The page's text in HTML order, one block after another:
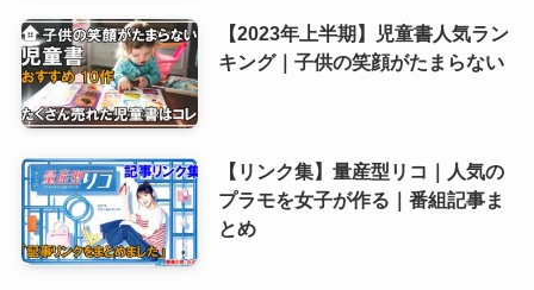
【2023年上半期】児童書人気ラン
キング｜子供の笑顔がたまらない
【リンク集】量産型リコ｜人気の
プラモを女子が作る｜番組記事ま
とめ